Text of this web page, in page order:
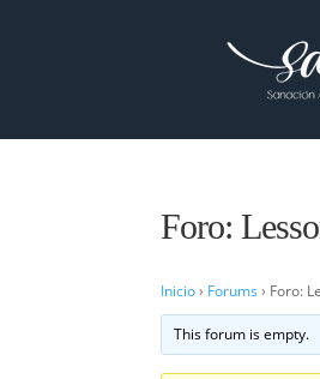
Foro:
Inicio › Forums › Foro:
This forum is empty.